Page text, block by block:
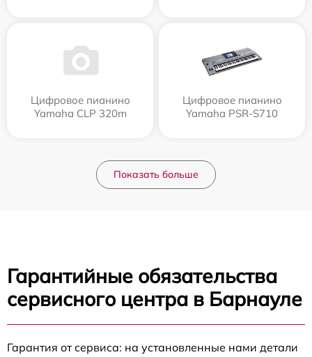
Цифровое пианино
Yamaha CLP 320m
Цифровое пианино
Yamaha PSR-S710
Показать больше
Гарантийные обязательства
сервисного центра в Барнауле
Гарантия от сервиса: на установленные нами детали